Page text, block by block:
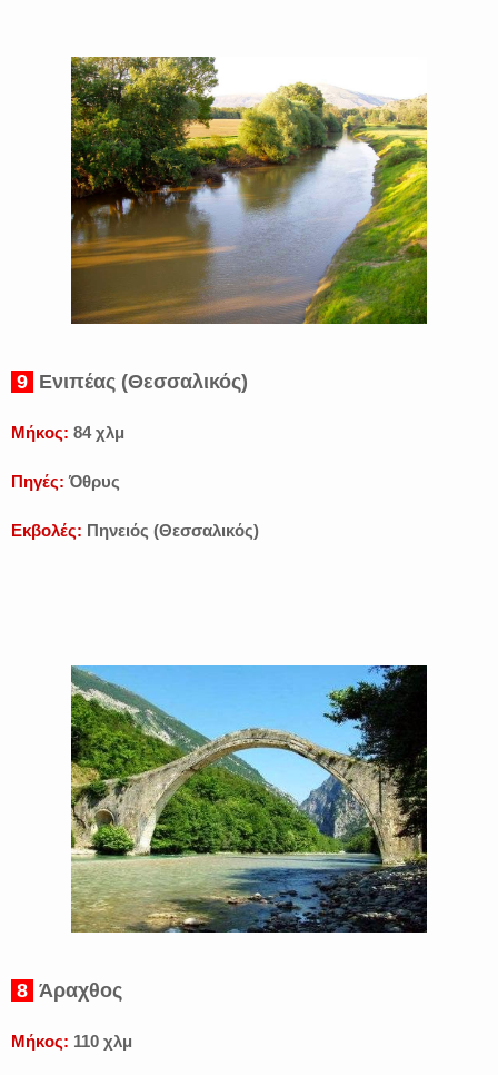
9 Ενιπέας (Θεσσαλικός)
Μήκος: 84 χλμ
Πηγές: Όθρυς
Εκβολές: Πηνειός (Θεσσαλικός)
8 Άραχθος
Μήκος: 110 χλμ